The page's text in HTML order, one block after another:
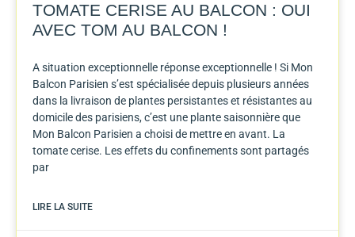
TOMATE CERISE AU BALCON : OUI
AVEC TOM AU BALCON !
A situation exceptionnelle réponse exceptionnelle ! Si Mon
Balcon Parisien s’est spécialisée depuis plusieurs années
dans la livraison de plantes persistantes et résistantes au
domicile des parisiens, c’est une plante saisonnière que
Mon Balcon Parisien a choisi de mettre en avant. La
tomate cerise. Les effets du confinements sont partagés
par
LIRE LA SUITE